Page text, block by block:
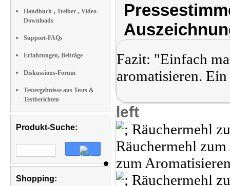
Handbuch-, Treiber-, Video-
Downloads
Support-FAQs
Erfahrungen, Beiträge
Diskussions-Forum
Testergebnisse aus Tests &
Testberichten
Produkt-Suche:
Shopping:
Fazit: "Einfach
aromatisieren.
left